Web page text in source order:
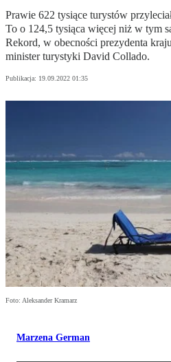
Prawie 622 tysiące turystów
To o 124,5 tysiąca więcej niż w tym
Rekord, w obecności prezydenta
minister turystyki David Collado.
Publikacja: 19.09.2022 01:35
Foto: Aleksander Kramarz
Marzena German